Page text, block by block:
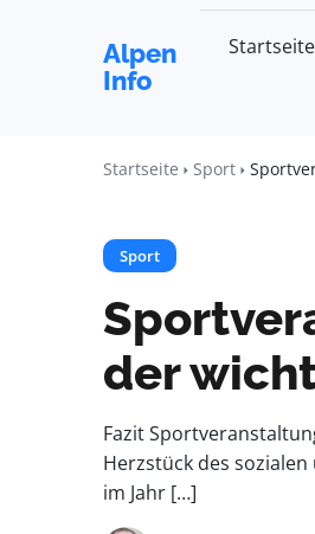
Alpen
Info
Startseite
Startseite Sport
Sport
der
Fazit
Herzstück des
im Jahr […]